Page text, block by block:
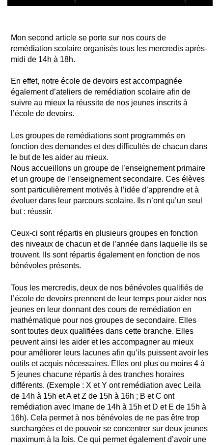
Mon second article se porte sur nos cours de
remédiation scolaire organisés tous les mercredis après-
midi de 14h à 18h.
En effet, notre école de devoirs est accompagnée
également d’ateliers de remédiation scolaire afin de
suivre au mieux la réussite de nos jeunes inscrits à
l’école de devoirs.
Les groupes de remédiations sont programmés en
fonction des demandes et des difficultés de chacun dans
le but de les aider au mieux.
Nous accueillons un groupe de l’enseignement primaire
et un groupe de l’enseignement secondaire. Ces élèves
sont particulièrement motivés à l’idée d’apprendre et à
évoluer dans leur parcours scolaire. Ils n’ont qu’un seul
but : réussir.
Ceux-ci sont répartis en plusieurs groupes en fonction
des niveaux de chacun et de l’année dans laquelle ils se
trouvent. Ils sont répartis également en fonction de nos
bénévoles présents.
Tous les mercredis, deux de nos bénévoles qualifiés de
l’école de devoirs prennent de leur temps pour aider nos
jeunes en leur donnant des cours de remédiation en
mathématique pour nos groupes de secondaire. Elles
sont toutes deux qualifiées dans cette branche. Elles
peuvent ainsi les aider et les accompagner au mieux
pour améliorer leurs lacunes afin qu’ils puissent avoir les
outils et acquis nécessaires. Elles ont plus ou moins 4 à
5 jeunes chacune répartis à des tranches horaires
différents. (Exemple : X et Y ont remédiation avec Leila
de 14h à 15h et A et Z de 15h à 16h ; B et C ont
remédiation avec Imane de 14h à 15h et D et E de 15h à
16h). Cela permet à nos bénévoles de ne pas être trop
surchargées et de pouvoir se concentrer sur deux jeunes
maximum à la fois. Ce qui permet également d’avoir une